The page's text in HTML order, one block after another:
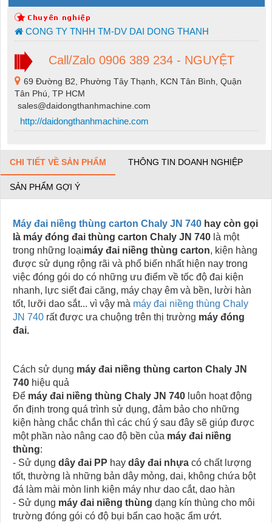
CONG TY TNHH TM-DV DAI DONG THANH
Call/Zalo 0906 389 234 - NGUYỆT
69 Đường B2, Phường Tây Thạnh, KCN Tân Bình, Quận
Tân Phú, TP HCM
sales@daidongthanhmachine.com
http://daidongthanhmachine.com
CHI TIẾT VỀ SẢN PHẨM THÔNG TIN DOANH NGHIỆP
SẢN PHẨM GỢI Ý
Máy đai niềng thùng carton Chaly JN 740 hay còn gọi
là máy đóng đai thùng carton Chaly JN 740 là một
trong những loạimáy đai niềng thùng carton, kiện hàng
được sử dụng rộng rãi và phổ biến nhất hiện nay trong
việc đóng gói do có những ưu điểm về tốc độ đai kiện
nhanh, lực siết đai căng, máy chạy êm và bền, lười hàn
tốt, lưỡi dao sắt... vì vậy mà máy đai niềng thùng Chaly
JN 740 rất được ưa chuộng trên thị trường máy đóng
đai.
Cách sử dụng máy đai niềng thùng carton Chaly JN
740 hiệu quả
Để máy đai niềng thùng Chaly JN 740 luôn hoạt động
ổn định trong quá trình sử dụng, đảm bảo cho những
kiện hàng chắc chắn thì các chú ý sau đây sẽ giúp được
một phần nào nâng cao độ bền của máy đai niềng
thùng:
- Sử dụng dây đai PP hay dây đai nhựa có chất lượng
tốt, thường là những bản dây mỏng, dai, không chứa bột
đá làm mài mòn linh kiện máy như dao cắt, dao hàn
- Sử dụng máy đai niềng thùng dạng kín thùng cho môi
trường đóng gói có độ bụi bẩn cao hoặc ẩm ướt.